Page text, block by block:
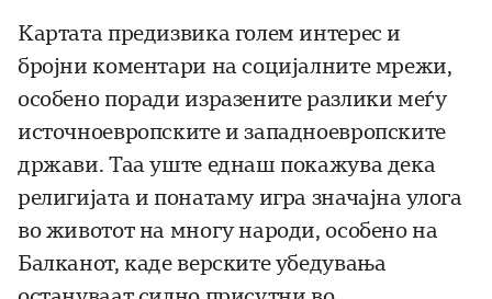
Картата предизвика голем интерес и
бројни коментари на социјалните мрежи,
особено поради изразените разлики меѓу
источноевропските и западноевропските
држави. Таа уште еднаш покажува дека
религијата и понатаму игра значајна улога
во животот на многу народи, особено на
Балканот, каде верските убедувања